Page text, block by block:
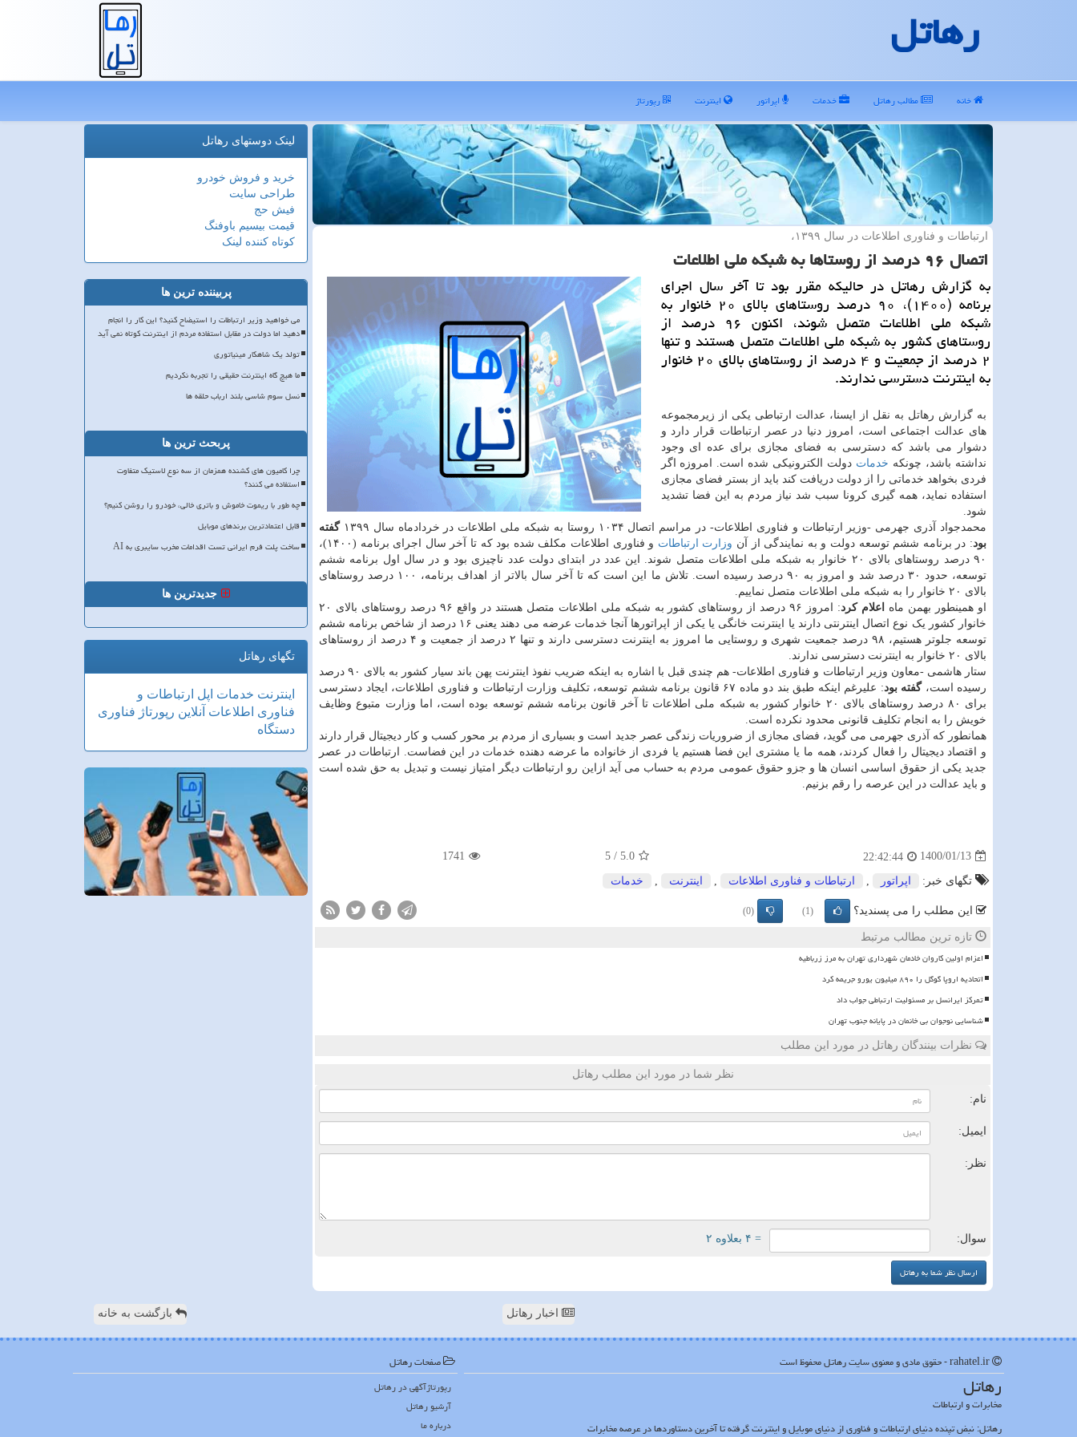
رهاتل
خانه مطالب رهاتل خدمات اپراتور اینترنت رپورتاژ
ارتباطات و فناوری اطلاعات در سال ۱۳۹۹،
اتصال ۹۶ درصد از روستاها به شبكه ملی اطلاعات
به گزارش رهاتل در حالیکه مقرر بود تا آخر سال اجرای
برنامه (۱۴۰۰)، ۹۰ درصد روستاهای بالای ۲۰ خانوار به
شبکه ملی اطلاعات متصل شوند، اکنون ۹۶ درصد از
روستاهای کشور به شبکه ملی اطلاعات متصل هستند و تنها
۲ درصد از جمعیت و ۴ درصد از روستاهای بالای ۲۰ خانوار
به اینترنت دسترسی ندارند.
به گزارش رهاتل به نقل از ایسنا، عدالت ارتباطی یکی از زیرمجموعه
های عدالت اجتماعی است، امروز دنیا در عصر ارتباطات قرار دارد و
دشوار می باشد که دسترسی به فضای مجازی برای عده ای وجود
نداشته باشد، چونکه خدمات دولت الکترونیکی شده است. امروزه اگر
فردی بخواهد خدماتی را از دولت دریافت کند باید از بستر فضای مجازی
استفاده نماید، همه گیری کرونا سبب شد نیاز مردم به این فضا تشدید
شود.
محمدجواد آذری جهرمی -وزیر ارتباطات و فناوری اطلاعات- در مراسم اتصال ۱۰۳۴ روستا به شبکه ملی اطلاعات در خردادماه سال ۱۳۹۹
گفته
بود: در برنامه ششم توسعه دولت و به نمایندگی از آن وزارت ارتباطات
و فناوری اطلاعات مکلف شده بود که تا آخر سال اجرای برنامه (۱۴۰۰)،
۹۰ درصد روستاهای بالای ۲۰ خانوار به شبکه ملی اطلاعات متصل شوند. این عدد در ابتدای دولت عدد ناچیزی بود و در سال اول برنامه ششم
توسعه، حدود ۳۰ درصد شد و امروز به ۹۰ درصد رسیده است. تلاش ما این است که تا آخر سال بالاتر از اهداف برنامه، ۱۰۰ درصد روستاهای
بالای ۲۰ خانوار را به شبکه ملی اطلاعات متصل نماییم.
او همینطور بهمن ماه
اعلام کرد
: امروز ۹۶ درصد از روستاهای کشور به شبکه ملی اطلاعات متصل هستند در واقع ۹۶ درصد روستاهای بالای ۲۰
خانوار کشور یک نوع اتصال اینترنتی دارند یا اینترنت خانگی یا یکی از اپراتورها آنجا خدمات عرضه می دهند یعنی ۱۶ درصد از شاخص برنامه ششم
توسعه جلوتر هستیم، ۹۸ درصد جمعیت شهری و روستایی ما امروز به اینترنت دسترسی دارند و تنها ۲ درصد از جمعیت و ۴ درصد از روستاهای
بالای ۲۰ خانوار به اینترنت دسترسی ندارند.
ستار هاشمی -معاون وزیر ارتباطات و فناوری اطلاعات- هم چندی قبل با اشاره به اینکه ضریب نفوذ اینترنت پهن باند سیار کشور به بالای ۹۰ درصد
رسیده است،گفته بود
: علیرغم اینکه طبق بند دو ماده ۶۷ قانون برنامه ششم توسعه، تکلیف وزارت ارتباطات و فناوری اطلاعات، ایجاد دسترسی
برای ۸۰ درصد روستاهای بالای ۲۰ خانوار کشور به شبکه ملی اطلاعات تا آخر قانون برنامه ششم توسعه بوده است، اما وزارت متبوع وظایف
خویش را به انجام تکلیف قانونی محدود نکرده است.
همانطور که آذری جهرمی می گوید، فضای مجازی از ضروریات زندگی عصر جدید است و بسیاری از مردم بر محور کسب و کار دیجیتال قرار دارند
و اقتصاد دیجیتال را فعال کردند، همه ما یا مشتری این فضا هستیم یا فردی از خانواده ما عرضه دهنده خدمات در این فضاست. ارتباطات در عصر
جدید یکی از حقوق اساسی انسان ها و جزو حقوق عمومی مردم به حساب می آید ازاین رو ارتباطات دیگر امتیاز نیست و تبدیل به حق شده است
و باید عدالت در این عرصه را رقم بزنیم.
1400/01/13
22:42:44
5.0
/
5
1741
تگهای خبر: اپراتور ارتباطات و فناوری اطلاعات اینترنت خدمات
این مطلب را می پسندید؟ (1)
(0)
تازه ترین مطالب مرتبط
اعزام اولین کاروان خادمان شهرداری تهران به مرز زرباطیه
اتحادیه اروپا گوگل را ۸۹۰ میلیون یورو جریمه کرد
تمرکز ایرانسل بر مسئولیت ارتباطی جواب داد
شناسایی نوجوان بی خانمان در پایانه جنوب تهران
نظرات بینندگان رهاتل در مورد این مطلب
نظر شما در مورد این مطلب رهاتل
نام:
ایمیل:
نظر:
سوال: = ۴ بعلاوه ۲
لینک دوستهای رهاتل
خرید و فروش خودرو
طراحی سایت
فیش حج
قیمت بیسیم باوفنگ
کوتاه کننده لینک
پربیننده ترین ها
می خواهید وزیر ارتباطات را استیضاح کنید؟ این کار را انجام
دهید اما دولت در مقابل استفاده مردم از اینترنت کوتاه نمی آید
تولد یک شاهکار مینیاتوری
ما هیچ گاه اینترنت حقیقی را تجربه نکردیم
نسل سوم شاسی بلند ارباب حلقه ها
پربحث ترین ها
چرا کامیون های کشنده همزمان از سه نوع لاستیک متفاوت
استفاده می کنند؟
چه طور با ریموت خاموش و باتری خالی، خودرو را روشن کنیم؟
قابل اعتمادترین برندهای موبایل
ساخت پلت فرم ایرانی تست اقدامات مخرب سایبری به AI
جدیدترین ها
تگهای رهاتل
اینترنت خدمات اپل ارتباطات و
فناوری اطلاعات آنلاین رپورتاژ فناوری
دستگاه
اخبار رهاتل بازگشت به خانه
رهاتل
مخابرات و ارتباطات
رهاتل: نبض تپنده دنیای ارتباطات و فناوری از دنیای موبایل و اینترنت گرفته تا آخرین دستاوردها در عرصه مخابرات
صفحات رهاتل
رپورتاژآگهی در رهاتل
آرشیو رهاتل
درباره ما